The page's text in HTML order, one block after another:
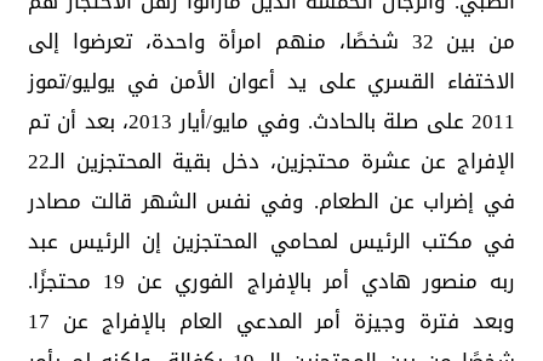
من بين 32 شخصًا، منهم امرأة واحدة، تعرضوا إلى
الاختفاء القسري على يد أعوان الأمن في يوليو/تموز
2011 على صلة بالحادث. وفي مايو/أيار 2013، بعد أن تم
الإفراج عن عشرة محتجزين، دخل بقية المحتجزين الـ22
في إضراب عن الطعام. وفي نفس الشهر قالت مصادر
في مكتب الرئيس لمحامي المحتجزين إن الرئيس عبد
ربه منصور هادي أمر بالإفراج الفوري عن 19 محتجزًا.
وبعد فترة وجيزة أمر المدعي العام بالإفراج عن 17